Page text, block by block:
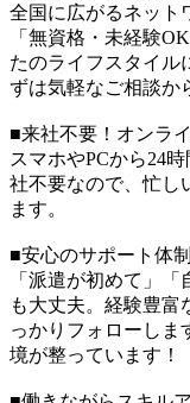
全国に広がるネット
「無資格・未経験
たのライフスタイル
ずは気軽なご相談か
■来社不要！オンラ
スマホやPCから24
社不要なので、忙し
ます。
■安心のサポート体
「派遣が初めて」
も大丈夫。経験豊富
っかりフォローしま
境が整っています！